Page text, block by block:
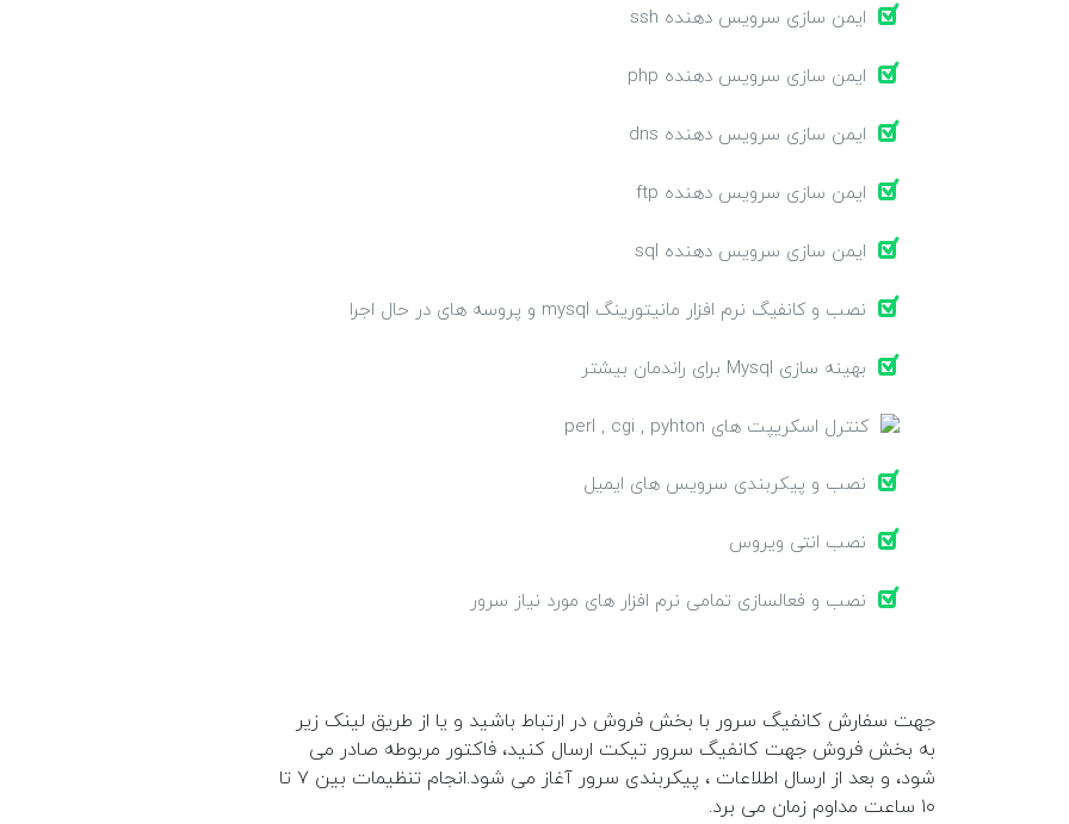
ایمن سازی سرویس دهنده ssh
ایمن سازی سرویس دهنده php
ایمن سازی سرویس دهنده dns
ایمن سازی سرویس دهنده ftp
ایمن سازی سرویس دهنده sql
نصب و کانفیگ نرم افزار مانیتورینگ mysql و پروسه های در حال اجرا
بهینه سازی Mysql برای راندمان بیشتر
کنترل اسکریپت های perl , cgi , pyhton
نصب و پیکربندی سرویس های ایمیل
نصب انتی ویروس
نصب و فعالسازی تمامی نرم افزار های مورد نیاز سرور
جهت سفارش کانفیگ سرور با بخش فروش در ارتباط باشید و یا از طریق لینک زیر
به بخش فروش جهت کانفیگ سرور تیکت ارسال کنید، فاکتور مربوطه صادر می
شود، و بعد از ارسال اطلاعات ، پیکربندی سرور آغاز می شود.انجام تنظیمات بین ۷ تا
۱۰ ساعت مداوم زمان می برد.